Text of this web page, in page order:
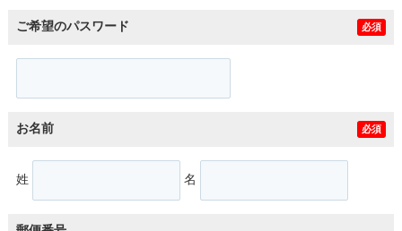
ご希望のパスワード 必須
お名前 必須
姓 名